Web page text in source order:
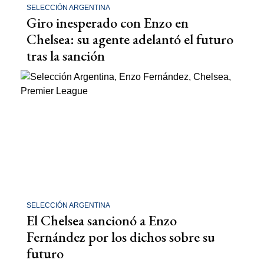
SELECCIÓN ARGENTINA
Giro inesperado con Enzo en
Chelsea: su agente adelantó el futuro
tras la sanción
SELECCIÓN ARGENTINA
El Chelsea sancionó a Enzo
Fernández por los dichos sobre su
futuro